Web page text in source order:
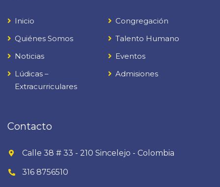
Inicio
Congregación
Quiénes Somos
Talento Humano
Noticias
Eventos
Lúdicas –
Extracurriculares
Admisiones
Contacto
Calle 38 # 33 - 210 Sincelejo - Colombia
316 8756510